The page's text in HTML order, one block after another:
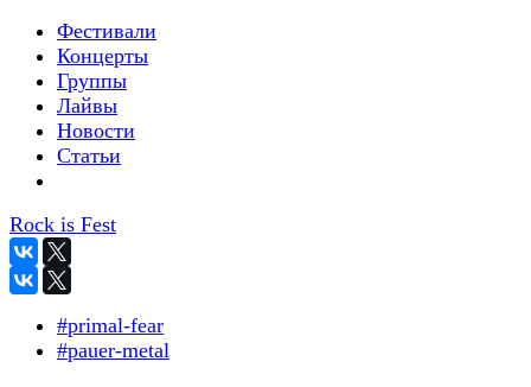
Фестивали
Концерты
Группы
Лайвы
Новости
Статьи
Rock is Fest
#primal-fear
#pauer-metal